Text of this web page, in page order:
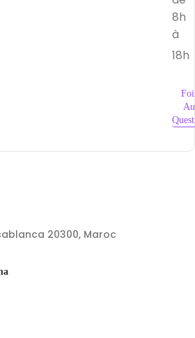
8h
à
18h
20300, Maroc